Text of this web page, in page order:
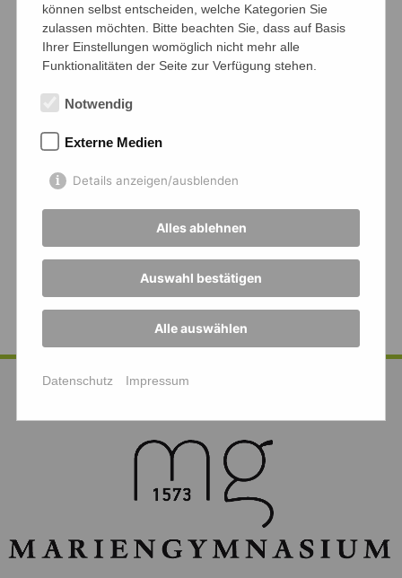
mitgenommen.
Das schönste Kompliment kam am Ende: "Ich
lebe heute in Detmold und wir mussten uns für
entscheiden. Nach der Führung heute hätte
ich mich am liebsten für das MG entschieden."
? So etwas hören wir natürlich gerne!
Schön, dass ihr da wart, liebe Abiturient*innen
von 1997! Und herzlichen Dank an Hernn
Ploeger-Lobeck für die Führung durchs MG!
Foto: J. Ploeger-Lobeck
können selbst entscheiden, welche Kategorien Sie
zulassen möchten. Bitte beachten Sie, dass auf Basis
Ihrer Einstellungen womöglich nicht mehr alle
Funktionalitäten der Seite zur Verfügung stehen.
Notwendig
Externe Medien
Details anzeigen/ausblenden
Alles ablehnen
Auswahl bestätigen
Alle auswählen
Datenschutz Impressum